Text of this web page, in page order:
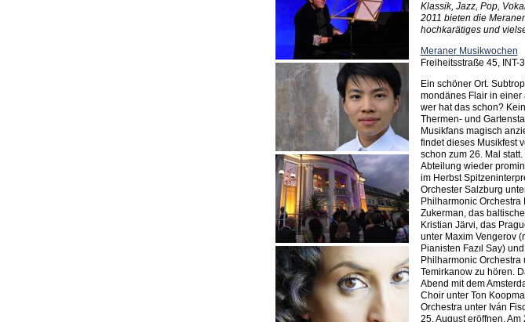
Klassik, Jazz, Pop,
2011 bieten die
hochkarätiges und
Meraner Musikwochen
Freiheitsstraße 45, INT-
Ein schöner Ort.
mondänes Flair in
wer hat das schon?
Thermen- und
Musikfans magisch
findet dieses Musikfest
schon zum 26. Mal
Abteilung wieder
im Herbst
Orchester Salzburg
Philharmonic
Zukerman, das
Kristian Järvi, das
unter Maxim Vengerov
Pianisten Fazıl Say)
Philharmonic Orchestra
Temirkanow zu hören.
Abend mit dem
Choir unter Ton
Orchestra unter Iván
25. August eröffnen.